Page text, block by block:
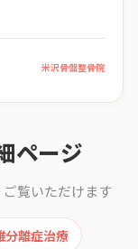
米沢骨盤整骨院
ページ
覧いただけます
分離症治療